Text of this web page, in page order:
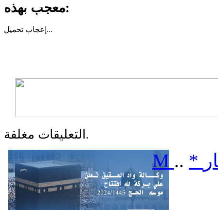
معجب بهذه:
إعجاب تحميل...
التعليقات مغلقة.
M .. *